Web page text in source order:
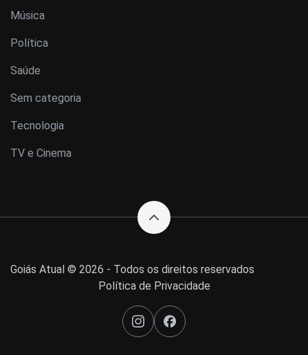
Música
Política
Saúde
Sem categoria
Tecnologia
TV e Cinema
Goiás Atual © 2026 - Todos os direitos reservados
Política de Privacidade